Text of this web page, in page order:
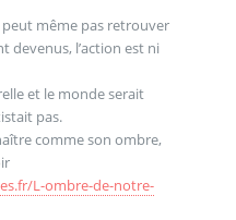
même pas retrouver
devenus, l’action est ni
et le monde serait
pas.
comme son ombre,
L-ombre-de-notre-